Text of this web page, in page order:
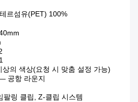
르섬유(PET) 100%
상의 색상(요청 시 맞춤 설정 가능)
공항 라운지
팔링 클립, Z-클립 시스템